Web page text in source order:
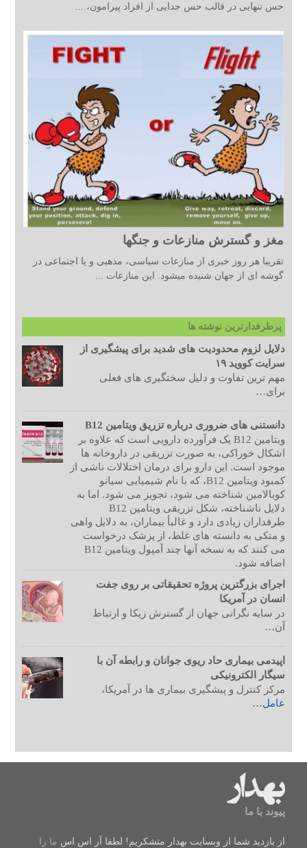
حس تنهایی در قالب حس جدایی از افراد پیرامون، ...
مغز و گسترش منازعات و جنگها
تقریبا هر روز خبری از منازعات سیاسی، مذهبی و یا اجتماعی در
گوشه ای از جهان شنیده میشود. این منازعات ...
پرطرفدارترین نوشته ها
دلایل لزوم محدودیت های شدید برای پیشگیری از
سرایت کووید ۱۹
مهم ترین تفاوت و دلیل سختگیری های فعلی
برای…
دانستنی های ضروری درباره تزریق ویتامین B12
ویتامین B12 یک فرآورده دارویی است که علاوه بر
اشکال خوراکی، به صورت تزریقی در داروخانه ها
موجود است. این دارو برای درمان اختلالات ناشی از
کمبود ویتامین B12، که با نام شیمیایی سیانو
کوبالامین شناخته می شود، تجویز می شود. اما به
دلایل ناشناخته، شکل تزریقی ویتامین B12
طرفداران زیادی دارد و غالبأ بیماران، به دلایل واهی
و متکی به دانسته های غلط، از پزشک درخواست
می کنند که به نسخه آنها چند آمپول ویتامین B12
اضافه شود.
اجرای بزرگترین پروژه تحقیقاتی بر روی جفت
انسان در آمریکا
در سایه نگرانی جهان از گسترش زیکا و ارتباط
آن…
اپیدمی بیماری حاد ریوی جوانان و رابطه آن با
سیگار الکترونیکی
مرکز کنترل و پیشگیری بیماری ها در آمریکا،
عامل…
پیوند با ما
از بازدید شما از وبسایت بهدار متشکریم! لطفا آر اس اس ما را